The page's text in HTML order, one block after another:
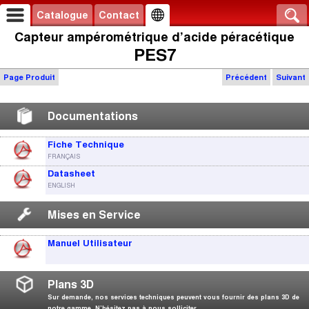
Catalogue Contact
Capteur ampérométrique d’acide péracétique
PES7
Précédent Suivant
Page Produit
Documentations
Fiche Technique
FRANÇAIS
Datasheet
ENGLISH
Mises en Service
Manuel Utilisateur
Plans 3D
Sur demande, nos services techniques peuvent vous fournir des plans 3D de